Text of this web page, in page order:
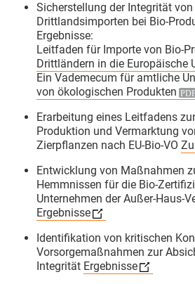
GfRS
Endspurt beim Basiskurs
Kontrolle an der Uni
4 hatte es inhaltlich richtig in
​Unsere Themen heute:
✅ QS-Systeme: Wie sichern
Unternehmen der
Lebensmittelwirtschaft
Bio-Qualität?
✅ Betrugsbekämpfung: Ein
LAVE NRWzu Bio-
und ihrer Aufdeckung
Sicherstellung der Integrität von
Drittlandsimporten bei Bio-
Ergebnisse:
Leitfaden für Importe von Bio-
Drittländern in die Europäische
Ein Vademecum für amtliche
von ökologischen Produkten
Erarbeitung eines Leitfadens
Produktion und Vermarktung
Zierpflanzen nach EU-Bio-VO
Entwicklung von Maßnahmen
Hemmnissen für die Bio-
Unternehmen der Außer-Haus-
Ergebnisse
Identifikation von kritischen
Vorsorgemaßnahmen zur
Integrität Ergebnisse